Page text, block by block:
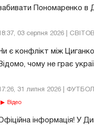
Пономаренко в
03 серпня 2026 |
є конфлікт між
чому не грає
31 липня 2026 |
Відео
інформація! У